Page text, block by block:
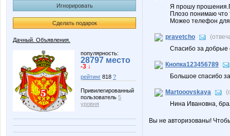
Игнорировать
Сделать подарок
Дачный. Объявления.
популярность:
28797 место
-3 ↓
рейтинг 818 ?
Привилегированный
пользователь 5
уровня
Я прошу
Плозо понимаю что
Можео телефон для
pravetcho
Спасибо за добрые
Кнопка123456789
Большое спасибо
Martooovskaya
Нина Ивановна,
Вы не авторизованы!